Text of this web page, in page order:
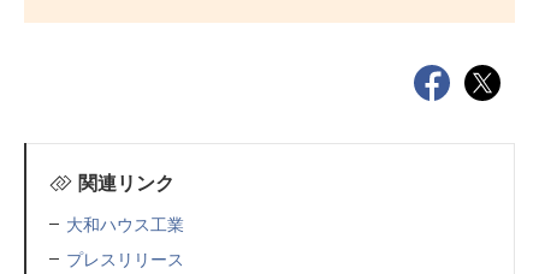
関連リンク
大和ハウス工業
プレスリリース